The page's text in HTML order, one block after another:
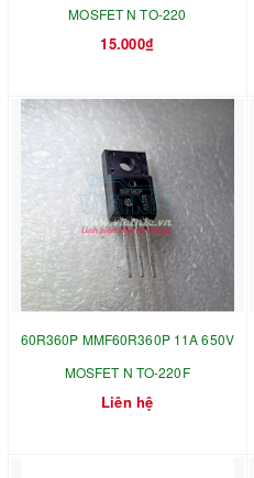
MOSFET N TO-220
15.000₫
60R360P MMF60R360P 11A 650V
MOSFET N TO-220F
Liên hệ